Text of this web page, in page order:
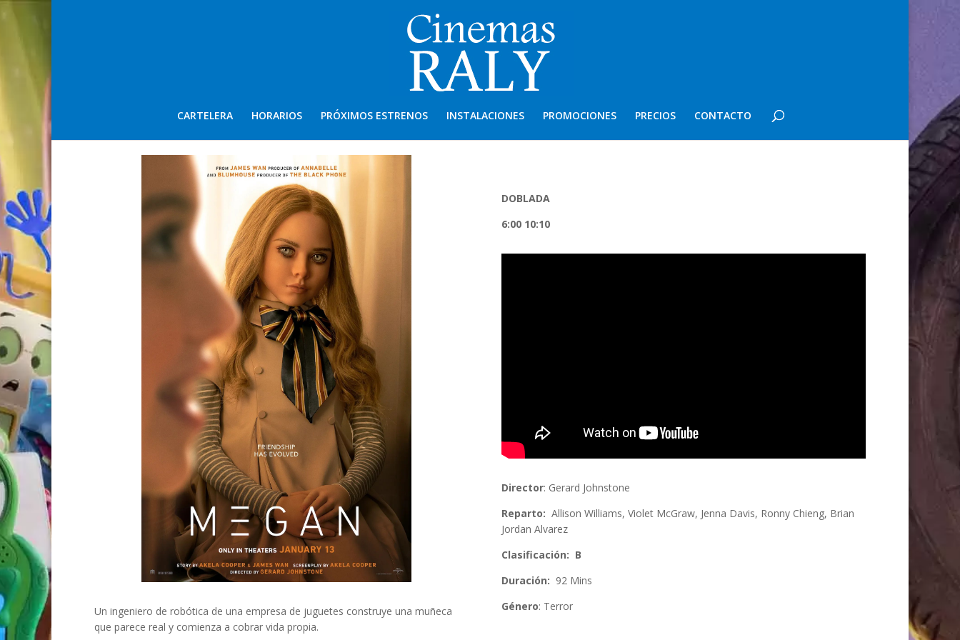
CARTELERA HORARIOS PRÓXIMOS ESTRENOS INSTALACIONES PROMOCIONES PRECIOS CONTACTO
Un ingeniero de robótica de una empresa de juguetes construye una muñeca
que parece real y comienza a cobrar vida propia.
DOBLADA
6:00 10:10
Director: Gerard Johnstone
Reparto: Allison Williams, Violet McGraw, Jenna Davis, Ronny Chieng, Brian
Jordan Alvarez
Clasificación: B
Duración: 92 Mins
Género: Terror